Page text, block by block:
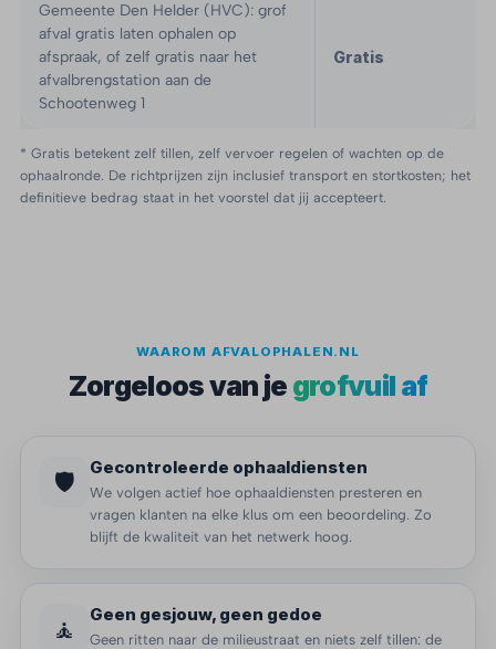
Gemeente Den Helder (HVC): grof
afval gratis laten ophalen op
afspraak, of zelf gratis naar het
afvalbrengstation aan de
Schootenweg 1
Gratis
* Gratis betekent zelf tillen, zelf vervoer regelen of wachten op de
ophaalronde. De richtprijzen zijn inclusief transport en stortkosten; het
definitieve bedrag staat in het voorstel dat jij accepteert.
WAAROM AFVALOPHALEN.NL
Zorgeloos van je grofvuil af
🛡️ Gecontroleerde ophaaldiensten
We volgen actief hoe ophaaldiensten presteren en
vragen klanten na elke klus om een beoordeling. Zo
blijft de kwaliteit van het netwerk hoog.
🧘 Geen gesjouw, geen gedoe
Geen ritten naar de milieustraat en niets zelf tillen: de